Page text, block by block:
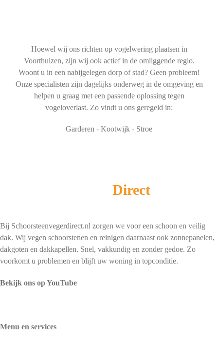
Hoewel wij ons richten op vogelwering plaatsen in
Voorthuizen, zijn wij ook actief in de omliggende regio.
Woont u in een nabijgelegen dorp of stad? Geen probleem!
Onze specialisten zijn dagelijks onderweg in de omgeving en
helpen u graag met een passende oplossing tegen
vogeloverlast. Zo vindt u ons geregeld in:
Garderen - Kootwijk - Stroe
Direct
Bij Schoorsteenvegerdirect.nl zorgen we voor een schoon en veilig
dak. Wij vegen schoorstenen en reinigen daarnaast ook zonnepanelen,
dakgoten en dakkapellen. Snel, vakkundig en zonder gedoe. Zo
voorkomt u problemen en blijft uw woning in topconditie.
Bekijk ons op YouTube
Menu en services